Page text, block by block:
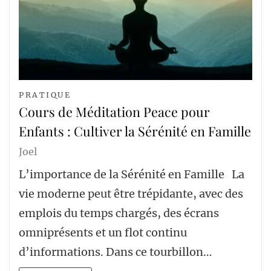
PRATIQUE
Cours de Méditation Peace pour
Enfants : Cultiver la Sérénité en Famille
Joel
L’importance de la Sérénité en Famille La
vie moderne peut être trépidante, avec des
emplois du temps chargés, des écrans
omniprésents et un flot continu
d’informations. Dans ce tourbillon…